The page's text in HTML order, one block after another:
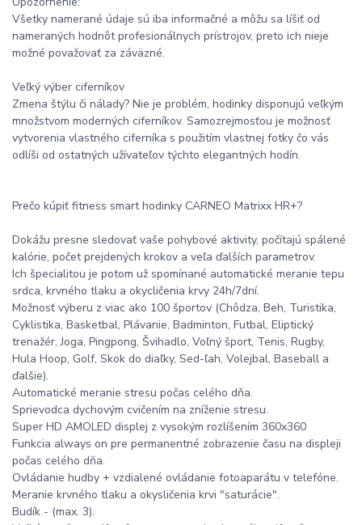
Všetky namerané údaje sú iba informačné a môžu sa líšiť od
nameraných hodnôt profesionálnych prístrojov, preto ich nieje
možné považovať za záväzné.
Veľký výber ciferníkov
Zmena štýlu či nálady? Nie je problém, hodinky disponujú veľkým
množstvom moderných ciferníkov. Samozrejmosťou je možnosť
vytvorenia vlastného ciferníka s použitím vlastnej fotky čo vás
odlíši od ostatných užívateľov týchto elegantných hodín.
Prečo kúpiť fitness smart hodinky CARNEO Matrixx HR+?
Dokážu presne sledovať vaše pohybové aktivity, počítajú spálené
kalórie, počet prejdených krokov a veľa ďalších parametrov.
Ich špecialitou je potom už spomínané automatické meranie tepu
srdca, krvného tlaku a okycličenia krvy 24h/7dní.
Možnosť výberu z viac ako 100 športov (Chôdza, Beh, Turistika,
Cyklistika, Basketbal, Plávanie, Badminton, Futbal, Eliptický
trenažér, Joga, Pingpong, Švihadlo, Voľný šport, Tenis, Rugby,
Hula Hoop, Golf, Skok do diaľky, Sed-ľah, Volejbal, Baseball a
ďalšie).
Automatické meranie stresu počas celého dňa.
Sprievodca dychovým cvičením na zníženie stresu.
Super HD AMOLED displej z vysokým rozlíšením 360x360
Funkcia always on pre permanentné zobrazenie času na displeji
počas celého dňa.
Ovládanie hudby + vzdialené ovládanie fotoaparátu v telefóne.
Meranie krvného tlaku a okysličenia krvi "saturácie".
Budík - (max. 3).